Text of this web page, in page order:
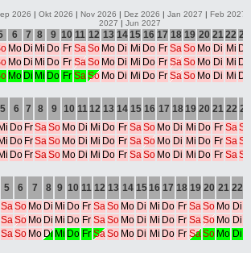
2026 | Okt 2026 | Nov 2026 | Dez 2026 | Jan 2027 | Feb 2027
2027 | Jun 2027
6 7 8 9 10 11 12 13 1415 16 17 18 19 20 2122 23
Mo Di Mi Do Fr SaSo Mo Di Mi Do Fr SaSo Mo Di Mi Do
Mo Di Mi Do Fr SaSo Mo Di Mi Do Fr SaSo Mo Di Mi Do
Mo Di Mi Do Fr SaSo Mo Di Mi Do Fr SaSo Mo Di Mi Do
5 6 7 8 9 10 1112 13 14 15 16 17 1819 20 21 22 23
Mi Do FrSaSo Mo Di Mi Do Fr SaSo Mo Di Mi Do Fr SaSo
Mi Do FrSaSo Mo Di Mi Do Fr SaSo Mo Di Mi Do Fr SaSo
Mi Do FrSaSo Mo Di Mi Do Fr SaSo Mo Di Mi Do Fr SaSo
5 6 7 8 9 10 11 12 13 14 1516 17 18 19 20 21 22
SaSo Mo Di Mi Do Fr SaSo Mo Di Mi Do Fr SaSo Mo Di
SaSo Mo Di Mi Do Fr SaSo Mo Di Mi Do Fr SaSo Mo Di
SaSo Mo Di Mi Do Fr SaSo Mo Di Mi Do Fr SaSo Mo Di